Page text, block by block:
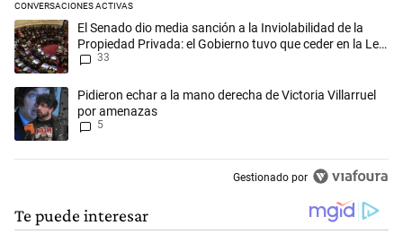
CONVERSACIONES ACTIVAS
Este listado muestra los artículos con más comentarios en los
Un artículo de tendencia con el título "El Senado dio media sanción a
El Senado dio media sanción a la Inviolabilidad de la
Propiedad Privada: el Gobierno tuvo que ceder en la Ley
del Manejo del Fuego
33
Un artículo de tendencia con el título "Pidieron echar a la mano
Pidieron echar a la mano derecha de Victoria Villarruel
por amenazas
5
Gestionado por